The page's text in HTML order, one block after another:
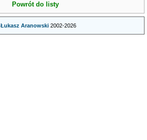
Powrót do listy
Łukasz Aranowski2002-2026